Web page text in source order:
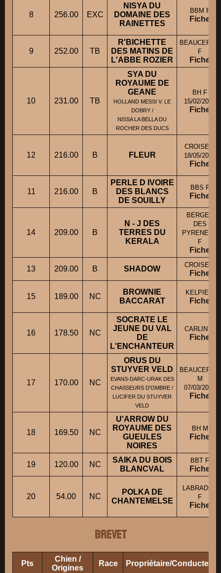
8 256.00 EXC
NISYA DU
DOMAINE DES
RAINETTES
BBM F
Fiche
9 252.00 TB
R'BICHETTE
DES MATINS DE
L'ABBE ROZIER
BEAUCERON
F
Fiche
10 231.00 TB
SYA DU
ROYAUME DE
GEANE
HOLLAND MESSI V. LE
DOBRY /
NISSA LA BELLA DU
ROCHER DES DUCS
BH F
15/02/2021
Fiche
12 216.00 B FLEUR
CROISE F
18/05/2020
Fiche
11 216.00 B
PERLE D IVOIRE
DES BLANCS
DE SOUILLY
BBS F
Fiche
14 209.00 B
N - J DES
TERRES DU
KERALA
BERGER
DES
PYRENEES
F
Fiche
13 209.00 B SHADOW CROISE F
Fiche
15 189.00 NC
BROWNIE
BACCARAT
KELPIE F
Fiche
16 178.50 NC
SOCRATE LE
JEUNE DU VAL
DE
L'ENCHANTEUR
CARLIN M
Fiche
17 170.00 NC
ORUS DU
STUYVER VELD
EVANS-DARC-URAK DES
CHASSEURS D'OMBRE /
LUCIFER DU STUYVER
VELD
BEAUCERON
M
07/03/2018
Fiche
18 169.50 NC
U'ARROW DU
ROYAUME DES
GUEULES
NOIRES
BH M
Fiche
19 120.00 NC
SAIKA DU BOIS
BLANCVAL
BBT F
Fiche
20 54.00 NC
POLKA DE
CHANTEMELSE
LABRADOR
F
Fiche
BREVET
Pts
Chien /
Origines
Race Propriétaire/Conducteur